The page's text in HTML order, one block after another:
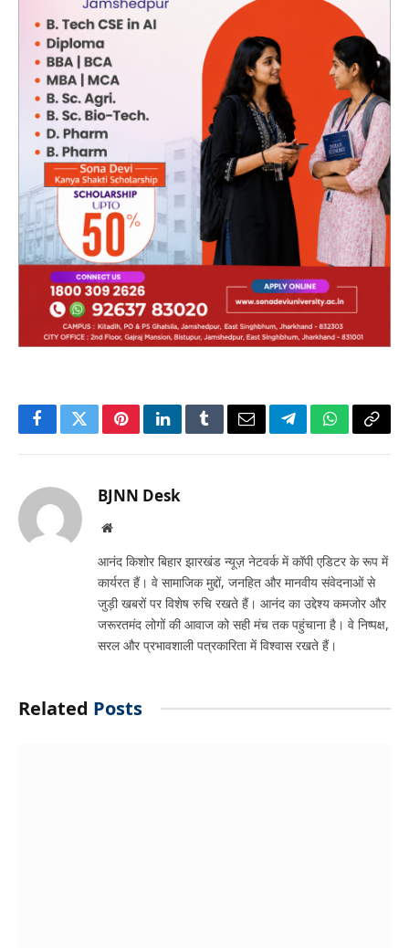
FacebookTwitterPinterestLinkedInTumblrEmailTelegramWhatsApp
Copy
BJNN Desk
Website
आनंद किशोर बिहार झारखंड न्यूज़ नेटवर्क में कॉपी एडिटर के रूप में
कार्यरत हैं। वे सामाजिक मुद्दों, जनहित और मानवीय संवेदनाओं से
जुड़ी खबरों पर विशेष रुचि रखते हैं। आनंद का उद्देश्य कमजोर और
जरूरतमंद लोगों की आवाज को सही मंच तक पहुंचाना है। वे निष्पक्ष,
सरल और प्रभावशाली पत्रकारिता में विश्वास रखते हैं।
Related Posts